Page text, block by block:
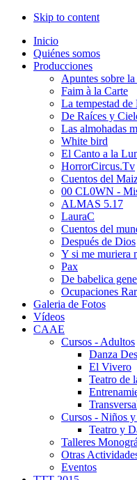
Skip to content
Inicio
Quiénes somos
Producciones
Apuntes sobre
Faim à la Carte
La tempestad de
De Raíces y
Las almohadas
White bird
El Canto a la
HorrorCircus.Tv
Cuentos del
00 CL0WN -
ALMAS 5.17
LauraC
Cuentos del
Después de Dios
Y si me muriera
Pax
De babelica
Ocupaciones
Galeria de Fotos
Vídeos
CAAE
Cursos - Adultos
Danza
El Vivero
Teatro de
Cursos - Niños
Teatro y
Talleres
Otras
Eventos